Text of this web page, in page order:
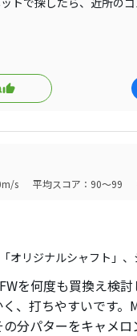
り易くラウンドに強
使えるフェアウェ
難しい感じは受けますが
しても直進性が高く、球
かくコースボールだと
s 平均スコア：90～99
オリジナルシャフト」、
を何度も買換え検
、打ちやすいです。
分パターをキャメロ